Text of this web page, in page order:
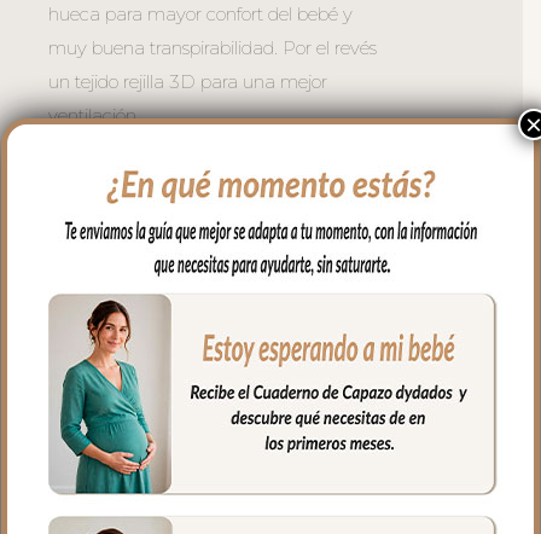
hueca para mayor confort del bebé y
muy buena transpirabilidad. Por el revés
un tejido rejilla 3D para una mejor
ventilación.
con una trasera muy ancha y regulable
con goma. También lleva las cintas y las
gomitas por si la capota va unida al
respaldo y no puedes usar la trasera.
Cuenta con un sistema de sujeción
adicional el S_PLUS para conseguir que
a la funda quede mejor sujeta al
respaldo. Son unas cintas que pasas por
las aberturas de los arneses en el respaldo
hasta pasar a la parte posterior y se
abrochan entre ellas.
×